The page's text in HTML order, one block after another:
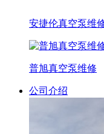
安捷伦真空泵维
普旭真空泵维修
公司介绍